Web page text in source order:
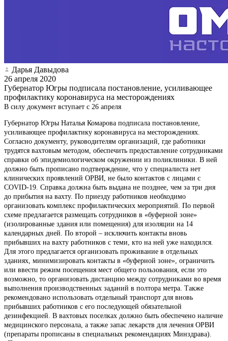
Дарья Давыдова
26 апреля 2020
Губернатор Югры подписала постановление, усиливающее
профилактику коронавируса на месторождениях
В силу документ вступает с 26 апреля
Губернатор Югры Наталья Комарова подписала постановление,
усиливающее профилактику коронавируса на месторождениях.
Согласно документу, руководителям организаций, где работники
трудятся вахтовым методом, обеспечить предоставление сотрудниками
справки об эпидемиологическом окружении из поликлиники. В ней
должно быть прописано подтверждение, что у специалиста нет
клинических проявлений ОРВИ, не было контактов с лицами с
COVID-19. Справка должна быть выдана не позднее, чем за три дня
до прибытия на вахту. По приезду работников необходимо
организовать комплекс профилактических мероприятий. По первой
схеме предлагается размещать сотрудников в «буферной зоне»
(изолированные здания или помещения) для изоляции на 14
календарных дней. По второй – исключить контакты вновь
прибывших на вахту работников с теми, кто на ней уже находился.
Для этого предлагается организовать проживание в отдельных
зданиях, минимизировать контакты в «буферной зоне», ограничить
или ввести режим посещения мест общего пользования, если это
возможно, то организовать дистанцию между сотрудниками во время
выполнения производственных заданий в полтора метра. Также
рекомендовано использовать отдельный транспорт для вновь
прибывших работников с его последующей обязательной
дезинфекцией. В вахтовых поселках должно быть обеспечено наличие
медицинского персонала, а также запас лекарств для лечения ОРВИ
(препараты прописаны в специальных рекомендациях Минздрава).